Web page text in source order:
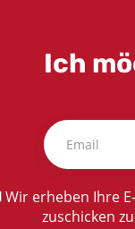
Ich
Wir erheben Ihre
zuschicken